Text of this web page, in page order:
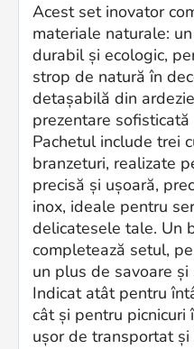
Acest set inovator
materiale naturale:
durabil și ecologic,
strop de natură în
detașabilă din
prezentare
Pachetul include trei
branzeturi, realizate
precisă și ușoară,
inox, ideale pentru
delicatesele tale. Un
completează setul,
un plus de savoare
Indicat atât pentru
cât și pentru picnicuri
ușor de transportat